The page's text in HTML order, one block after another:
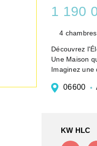
1 190
4 chambres
Découvrez
Une Maison
Imaginez une
06600
KW HLC